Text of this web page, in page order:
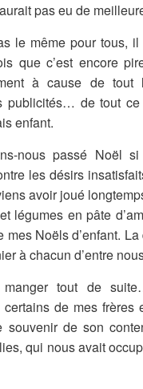
pas eu de
le même pour tous, il
que c’est encore
à cause de tout
de tout ce
enfant.
nous passé Noël
les désirs
avoir joué
légumes en pâte
mes Noëls d’enfant.
à chacun d’entre
manger tout de
de mes frères
de son
qui nous avait